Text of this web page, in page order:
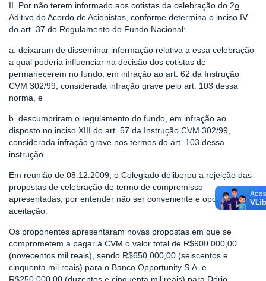
II. Por não terem informado aos cotistas da celebração do 2o
Aditivo do Acordo de Acionistas, conforme determina o inciso IV
do art. 37 do Regulamento do Fundo Nacional:
a. deixaram de disseminar informação relativa a essa celebração
a qual poderia influenciar na decisão dos cotistas de
permanecerem no fundo, em infração ao art. 62 da Instrução
CVM 302/99, considerada infração grave pelo art. 103 dessa
norma, e
b. descumpriram o regulamento do fundo, em infração ao
disposto no inciso XIII do art. 57 da Instrução CVM 302/99,
considerada infração grave nos termos do art. 103 dessa
instrução.
Em reunião de 08.12.2009, o Colegiado deliberou a rejeição das
propostas de celebração de termo de compromisso
apresentadas, por entender não ser conveniente e oportuna sua
aceitação.
Os proponentes apresentaram novas propostas em que se
comprometem a pagar à CVM o valor total de R$900.000,00
(novecentos mil reais), sendo R$650.000,00 (seiscentos e
cinquenta mil reais) para o Banco Opportunity S.A. e